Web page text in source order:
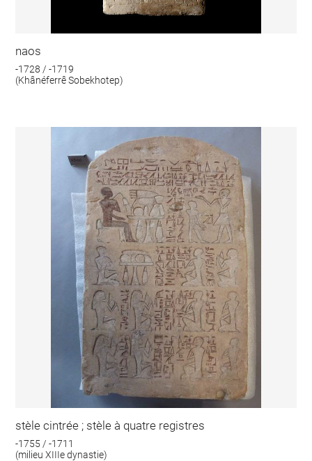
naos
-1728 / -1719
(Khânéferrê Sobekhotep)
stèle cintrée ; stèle à quatre registres
-1755 / -1711
(milieu XIIIe dynastie)